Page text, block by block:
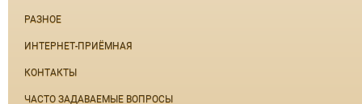
РАЗНОЕ
ИНТЕРНЕТ-ПРИЁМНАЯ
КОНТАКТЫ
ЧАСТО ЗАДАВАЕМЫЕ ВОПРОСЫ